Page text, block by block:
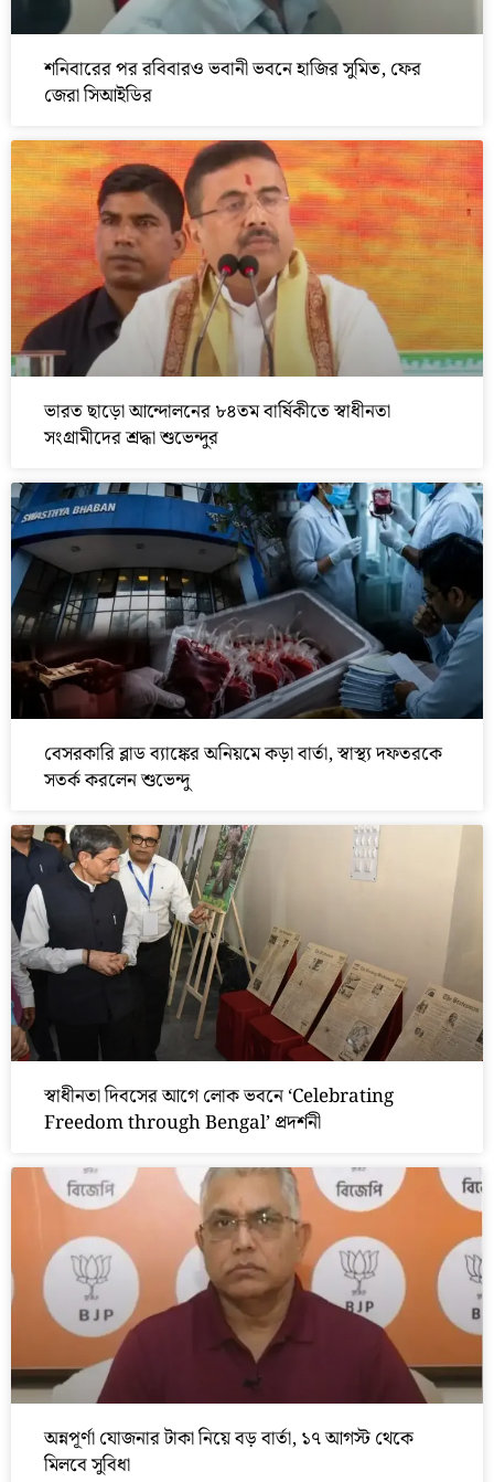
শনিবারের পর রবিবারও ভবানী ভবনে হাজির সুমিত, ফের
জেরা সিআইডির
ভারত ছাড়ো আন্দোলনের ৮৪তম বার্ষিকীতে স্বাধীনতা
সংগ্রামীদের শ্রদ্ধা শুভেন্দুর
বেসরকারি ব্লাড ব্যাঙ্কের অনিয়মে কড়া বার্তা, স্বাস্থ্য দফতরকে
সতর্ক করলেন শুভেন্দু
স্বাধীনতা দিবসের আগে লোক ভবনে ‘Celebrating
Freedom through Bengal’ প্রদর্শনী
অন্নপূর্ণা যোজনার টাকা নিয়ে বড় বার্তা, ১৭ আগস্ট থেকে
মিলবে সুবিধা